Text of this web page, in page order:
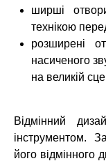
ширші
технікою
розширені
насиченого
на великій
Відмінний
інструментом.
його відмінного